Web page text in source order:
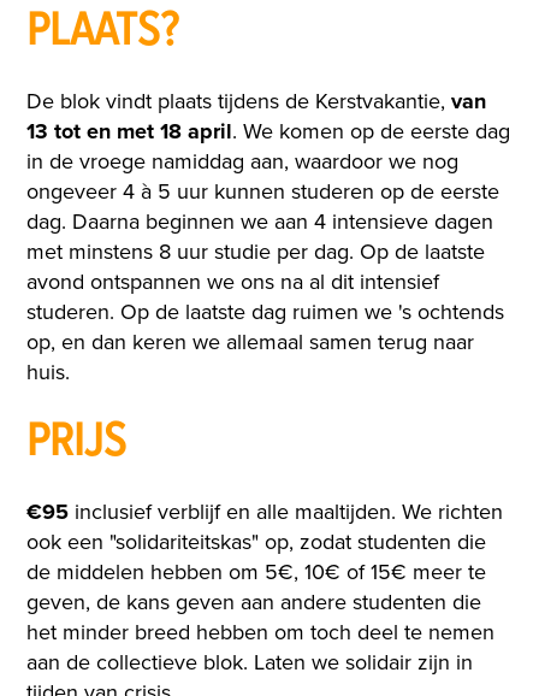
PLAATS?
De blok vindt plaats tijdens de Kerstvakantie,van
13 tot en met 18 april. We komen op de eerste dag
in de vroege namiddag aan, waardoor we nog
ongeveer 4 à 5 uur kunnen studeren op de eerste
dag. Daarna beginnen we aan 4 intensieve dagen
met minstens 8 uur studie per dag. Op de laatste
avond ontspannen we ons na al dit intensief
studeren. Op de laatste dag ruimen we 's ochtends
op, en dan keren we allemaal samen terug naar
huis.
PRIJS
€95 inclusief verblijf en alle maaltijden. We richten
ook een "solidariteitskas" op, zodat studenten die
de middelen hebben om 5€, 10€ of 15€ meer te
geven, de kans geven aan andere studenten die
het minder breed hebben om toch deel te nemen
aan de collectieve blok. Laten we solidair zijn in